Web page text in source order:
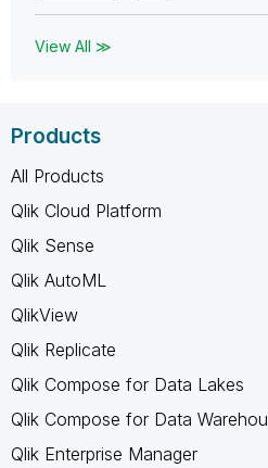
View All ≫
Products
All Products
Qlik Cloud Platform
Qlik Sense
Qlik AutoML
QlikView
Qlik Replicate
Qlik Compose for Data Lakes
Qlik Compose for Data
Qlik Enterprise Manager